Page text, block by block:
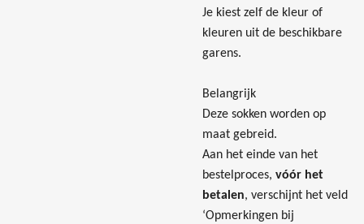
Je kiest zelf de kleur of
kleuren uit de beschikbare
garens.
Belangrijk
Deze sokken worden op
maat gebreid.
Aan het einde van het
bestelproces, vóór het
betalen, verschijnt het veld
‘Opmerkingen bij